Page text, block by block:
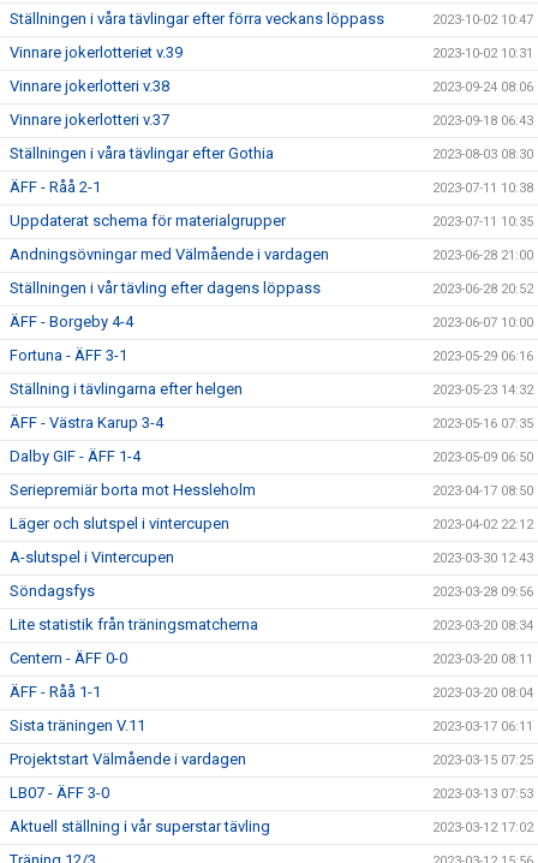
Ställningen i våra tävlingar efter förra veckans löppass 2023-10-02 10:47
Vinnare jokerlotteriet v.39 2023-10-02 10:31
Vinnare jokerlotteri v.38 2023-09-24 08:06
Vinnare jokerlotteri v.37 2023-09-18 06:43
Ställningen i våra tävlingar efter Gothia 2023-08-03 08:30
ÄFF - Råå 2-1 2023-07-11 10:38
Uppdaterat schema för materialgrupper 2023-07-11 10:35
Andningsövningar med Välmående i vardagen 2023-06-28 21:00
Ställningen i vår tävling efter dagens löppass 2023-06-28 20:52
ÄFF - Borgeby 4-4 2023-06-07 10:00
Fortuna - ÄFF 3-1 2023-05-29 06:16
Ställning i tävlingarna efter helgen 2023-05-23 14:32
ÄFF - Västra Karup 3-4 2023-05-16 07:35
Dalby GIF - ÄFF 1-4 2023-05-09 06:50
Seriepremiär borta mot Hessleholm 2023-04-17 08:50
Läger och slutspel i vintercupen 2023-04-02 22:12
A-slutspel i Vintercupen 2023-03-30 12:43
Söndagsfys 2023-03-28 09:56
Lite statistik från träningsmatcherna 2023-03-20 08:34
Centern - ÄFF 0-0 2023-03-20 08:11
ÄFF - Råå 1-1 2023-03-20 08:04
Sista träningen V.11 2023-03-17 06:11
Projektstart Välmående i vardagen 2023-03-15 07:25
LB07 - ÄFF 3-0 2023-03-13 07:53
Aktuell ställning i vår superstar tävling 2023-03-12 17:02